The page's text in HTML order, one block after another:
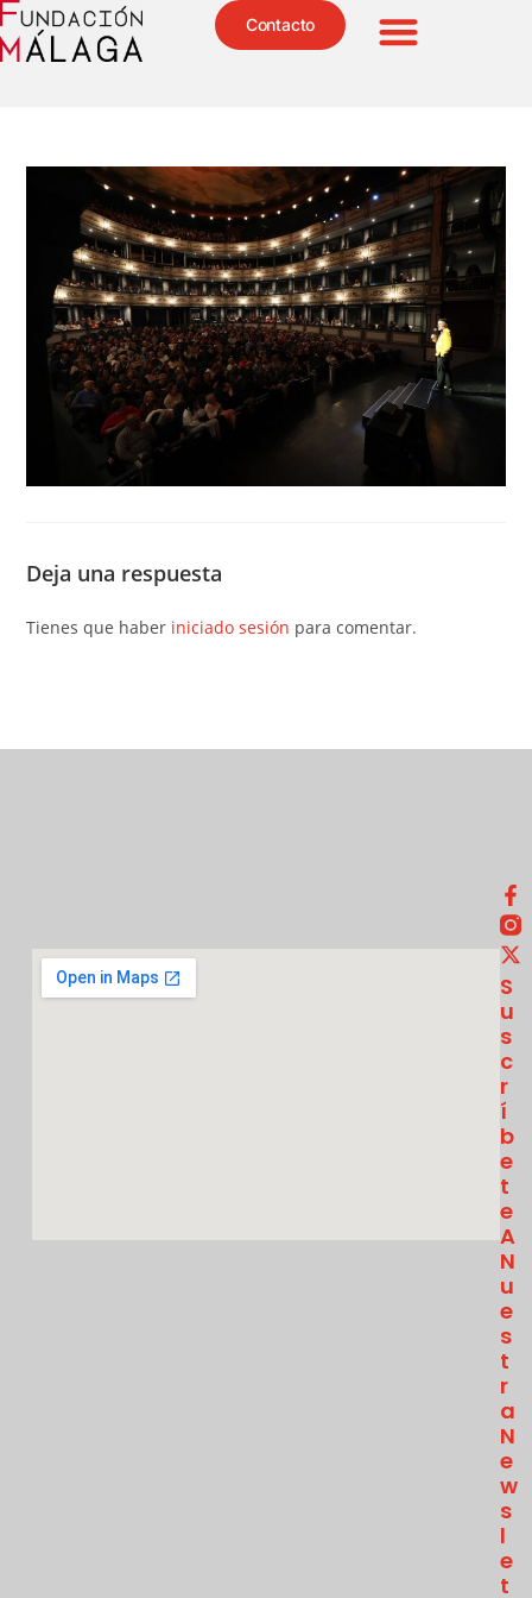
Contacto
Deja una respuesta
Tienes que haber iniciado sesión para comentar.
S
U
S
C
R
Í
B
E
T
E
A
N
U
E
S
T
R
A
N
E
W
S
L
E
T